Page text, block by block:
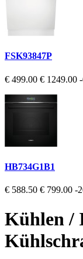
FSK93847P
€ 499.00 € 1249.00
HB734G1B1
€ 588.50 € 799.00 -
Kühlen /